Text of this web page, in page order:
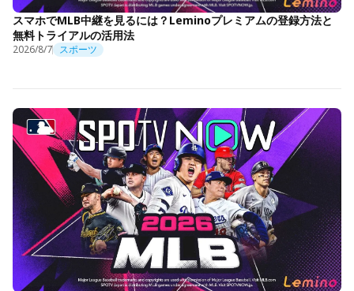
スマホでMLB中継を見るには？Leminoプレミアムの登録方法と
無料トライアルの活用法
2026/8/7 スポーツ